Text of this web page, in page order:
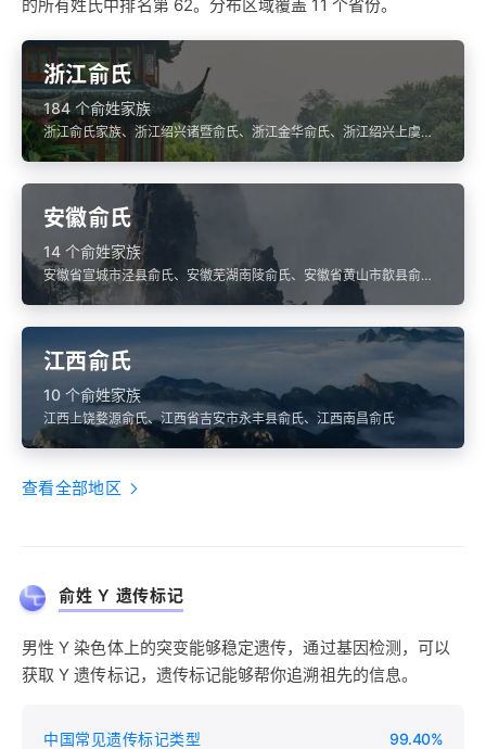
的所有姓氏中排名第 62。分布区域覆盖 11 个省份。
浙江俞氏
184 个俞姓家族
浙江俞氏家族、浙江绍兴诸暨俞氏、浙江金华俞氏、浙江绍兴上虞俞
氏
安徽俞氏
14 个俞姓家族
安徽省宣城市泾县俞氏、安徽芜湖南陵俞氏、安徽省黄山市歙县俞
氏、安徽池州青阳俞氏、安徽黄山歙县俞氏
江西俞氏
10 个俞姓家族
江西上饶婺源俞氏、江西省吉安市永丰县俞氏、江西南昌俞氏
查看全部地区
俞姓 Y 遗传标记
男性 Y 染色体上的突变能够稳定遗传，通过基因检测，可以
获取 Y 遗传标记，遗传标记能够帮你追溯祖先的信息。
中国常见遗传标记类型 99.40%